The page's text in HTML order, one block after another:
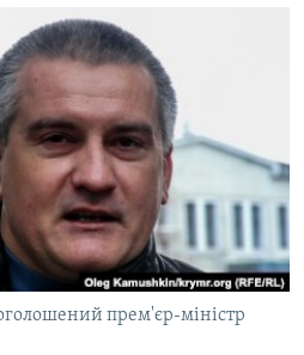
прем'єр-міністр